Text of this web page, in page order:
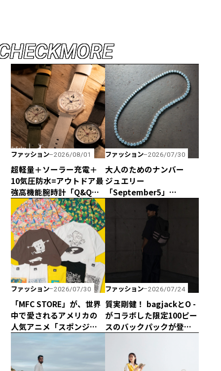
HECKMORE
ファッション 2026/08/01
超軽量＋ソーラー充電＋
10気圧防水=アウトドア最
強高機能腕時計「Q&Q
Smile Solar × CAPTAIN
STAG」のダブル50周年記
念コラボウォッチが誕
生！
ファッション 2026/07/30
大人のためのナンバー
ジュエリー
「September5」
の“September5 Number
Series”に新アイテムが登
場！ エシカルな輝きで
日常に寄り添う「ラボグ
ロウンダイヤモンド」の
魅力とは？
ファッション 2026/07/30
「MFC STORE」が、世界
中で愛されるアメリカの
人気アニメ「スポンジ・
ボブ」とコラボアイテム
ファッション 2026/07/24
質実剛健！ bagjackとO -
がコラボした限定100ピー
スのバックパックが登